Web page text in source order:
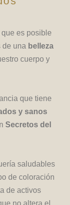
es posible
de una belleza
cuerpo y
que tiene
y sanos
Secretos del
saludables
de coloración
de activos